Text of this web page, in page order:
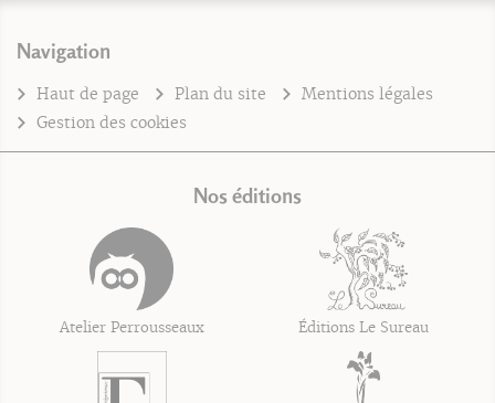
Navigation
Haut de page Plan du site
Mentions légales
Gestion des cookies
Nos éditions
Atelier Perrousseaux Éditions Le Sureau